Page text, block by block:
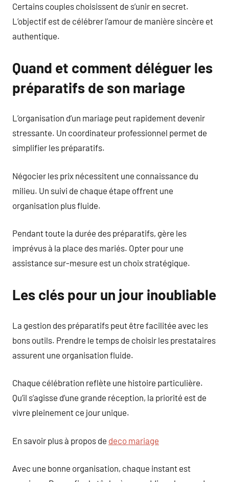
Certains couples choisissent de s’unir en secret.
L’objectif est de célébrer l’amour de manière sincère et
authentique.
Quand et comment déléguer les
préparatifs de son mariage
L’organisation d’un mariage peut rapidement devenir
stressante. Un coordinateur professionnel permet de
simplifier les préparatifs.
Négocier les prix nécessitent une connaissance du
milieu. Un suivi de chaque étape offrent une
organisation plus fluide.
Pendant toute la durée des préparatifs, gère les
imprévus à la place des mariés. Opter pour une
assistance sur-mesure est un choix stratégique.
Les clés pour un jour inoubliable
La gestion des préparatifs peut être facilitée avec les
bons outils. Prendre le temps de choisir les prestataires
assurent une organisation fluide.
Chaque célébration reflète une histoire particulière.
Qu’il s’agisse d’une grande réception, la priorité est de
vivre pleinement ce jour unique.
En savoir plus à propos de deco mariage
Avec une bonne organisation, chaque instant est